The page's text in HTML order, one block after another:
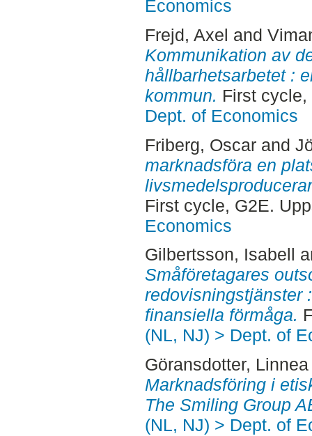
Economics
Frejd, Axel and
Kommunikation av
hållbarhetsarbetet :
kommun. First
Dept. of Economics
Friberg, Oscarand
marknadsföra en
First cycle, G2E.
Economics
Gilbertsson, Isabell
Småföretagares
redovisningstjänster
finansiella förmåga.
(NL, NJ) > Dept. of
Göransdotter, Linnea
Marknadsföring i
The Smiling Group
(NL, NJ) > Dept. of